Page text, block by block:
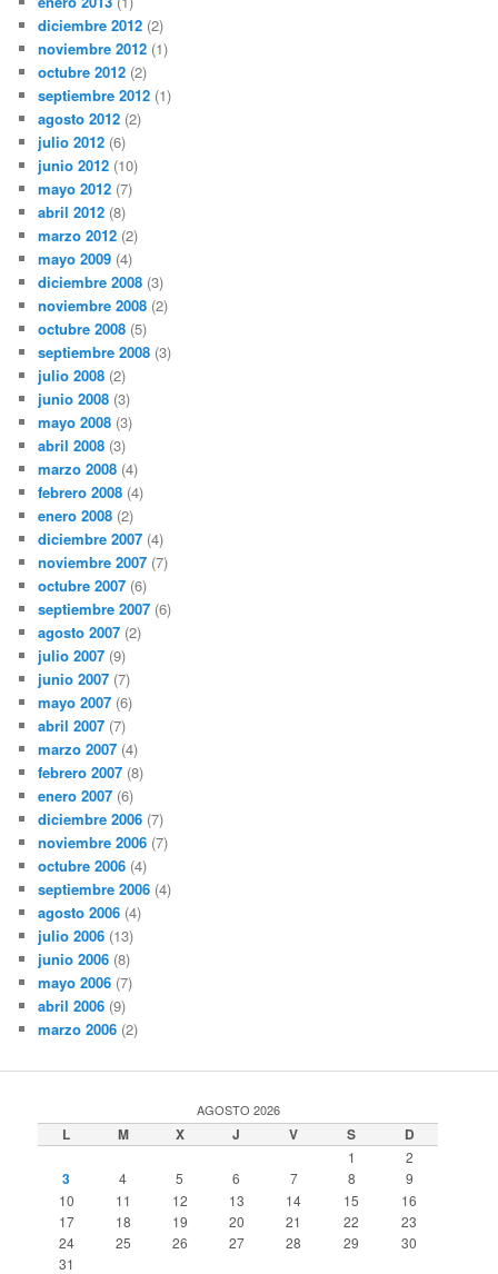
diciembre 2012 (2)
noviembre 2012 (1)
octubre 2012 (2)
septiembre 2012 (1)
agosto 2012 (2)
julio 2012 (6)
junio 2012 (10)
mayo 2012 (7)
abril 2012 (8)
marzo 2012 (2)
mayo 2009 (4)
diciembre 2008 (3)
noviembre 2008 (2)
octubre 2008 (5)
septiembre 2008 (3)
julio 2008 (2)
junio 2008 (3)
mayo 2008 (3)
abril 2008 (3)
marzo 2008 (4)
febrero 2008 (4)
enero 2008 (2)
diciembre 2007 (4)
noviembre 2007 (7)
octubre 2007 (6)
septiembre 2007 (6)
agosto 2007 (2)
julio 2007 (9)
junio 2007 (7)
mayo 2007 (6)
abril 2007 (7)
marzo 2007 (4)
febrero 2007 (8)
enero 2007 (6)
diciembre 2006 (7)
noviembre 2006 (7)
octubre 2006 (4)
septiembre 2006 (4)
agosto 2006 (4)
julio 2006 (13)
junio 2006 (8)
mayo 2006 (7)
abril 2006 (9)
marzo 2006 (2)
AGOSTO 2026
L M X J V S D
1 2
3 4 5 6 7 8
9
10
11 12 13 14 15
16
17
18 19 20 21 22
23
24
25 26 27 28 29
30
31